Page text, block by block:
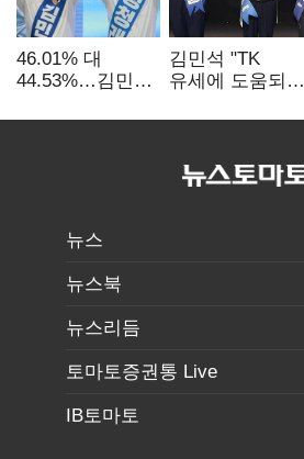
46.01% 대
44.53%…김민석·
'초박빙'(종합
김민석 "TK
유세에 도움되는
"벌써 대표된 양
뉴스
뉴스북
뉴스리듬
토마토증권통 Live
IB토마토